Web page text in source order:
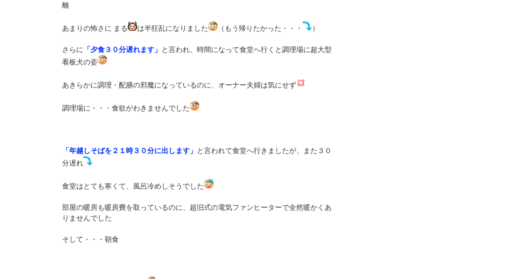
離
あまりの怖さに まる は半狂乱になりました （もう帰りたかった・・・ ）
さらに 「夕食３０分遅れます」 と言われ、時間になって食堂へ行くと調理場に超大型
看板犬の姿
あきらかに調理・配膳の邪魔になっているのに、オーナー夫婦は気にせず
調理場に・・・食欲がわきませんでした
「年越しそばを２１時３０分に出します」 と言われて食堂へ行きましたが、また３０
分遅れ
食堂はとても寒くて、風呂冷めしそうでした
部屋の暖房も暖房費を取っているのに、超旧式の電気ファンヒーターで全然暖かくあ
りませんでした
そして・・・朝食